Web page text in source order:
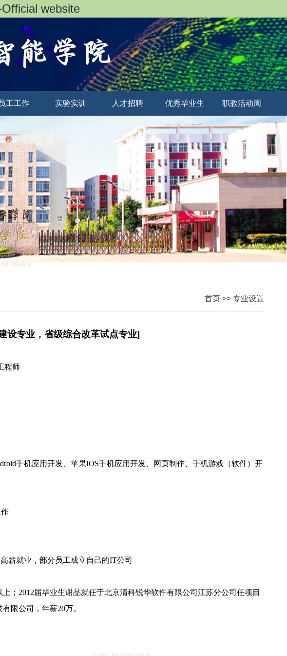
website
员工工作 实验实训 人才招聘 优秀毕业生 职教活动周
首页 >> 专业设置
设专业，省级综合改革试点专业]
程师
手机应用开发、苹果IOS手机应用开发、网页制作、手机游戏（软件）开
薪就业，部分员工成立自己的IT公司
；2012届毕业生谢品就任于北京清科锐华软件有限公司江苏分公司任项目
限公司，年薪20万。